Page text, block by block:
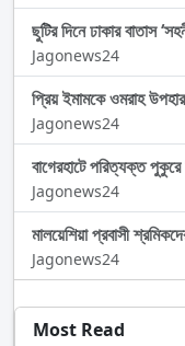
ছুটির দিনে ঢাকার বাতাস
Jagonews24
প্রিয় ইমামকে ওমরাহ
Jagonews24
বাগেরহাটে পরিত্যক্ত
Jagonews24
মালয়েশিয়া প্রবাসী
Jagonews24
Most Read